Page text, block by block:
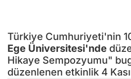
Türkiye Cumhuriyeti'nin
Ege Üniversitesi'nde
Hikaye Sempozyumu"
düzenlenen etkinlik 4